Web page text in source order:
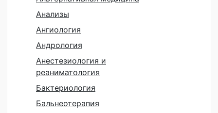
Анализы
Ангиология
Андрология
Анестезиология и
реаниматология
Бактериология
Бальнеотерапия